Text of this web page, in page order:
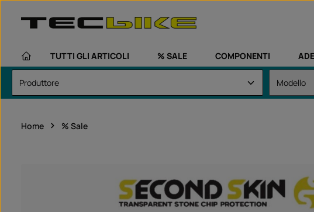
TUTTI GLI ARTICOLI % SALE COMPONENTI
Home % Sale